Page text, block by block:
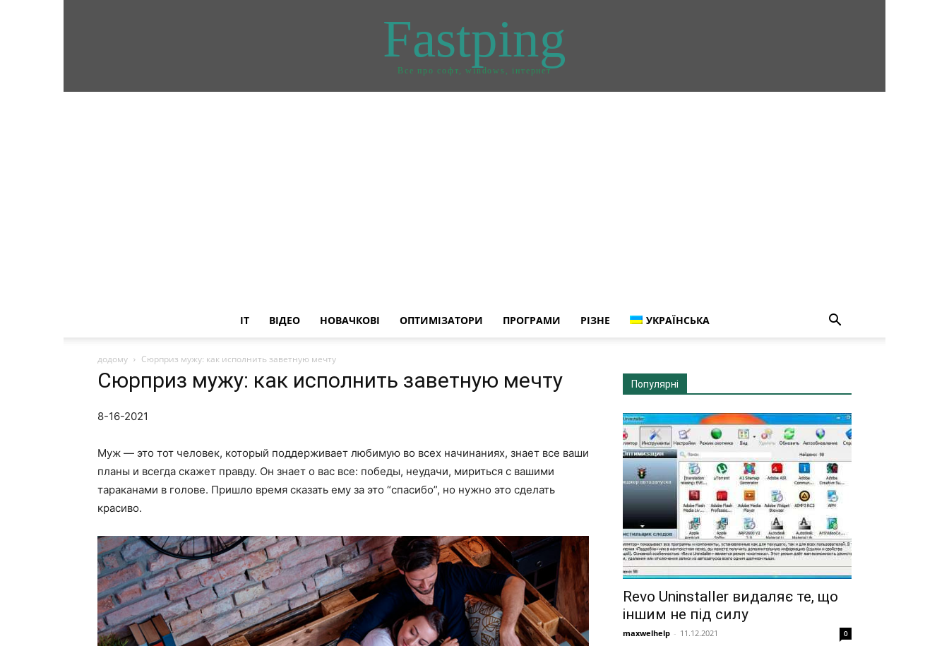
Fastping
Все про софт, windows, інтернет
IT ВІДЕО НОВАЧКОВІ ОПТИМІЗАТОРИ ПРОГРАМИ РІЗНЕ УКРАЇНСЬКА
додому Сюрприз мужу: как исполнить заветную мечту
Сюрприз мужу: как исполнить заветную мечту
8-16-2021
Муж — это тот человек, который поддерживает любимую во всех начинаниях, знает все ваши
планы и всегда скажет правду. Он знает о вас все: победы, неудачи, мириться с вашими
тараканами в голове. Пришло время сказать ему за это “спасибо”, но нужно это сделать
красиво.
Популярні
Revo Uninstaller видаляє те, що
іншим не під силу
maxwelhelp - 11.12.2021 0